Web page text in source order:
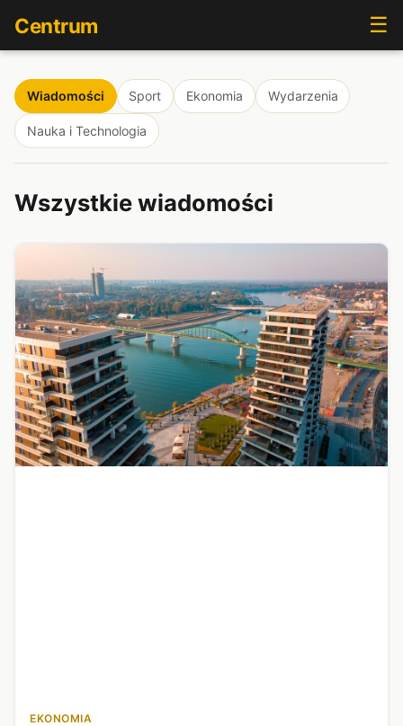
Centrum ☰
Wiadomości Sport Ekonomia Wydarzenia
Nauka i Technologia
Wszystkie wiadomości
EKONOMIA